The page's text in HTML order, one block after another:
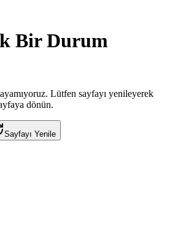
Bir Durum
Lütfen sayfayı yenileyerek
dönün.
Sayfayı Yenile